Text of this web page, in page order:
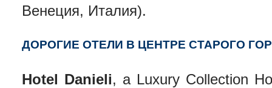
Венеция, Италия).
ДОРОГИЕ ОТЕЛИ В ЦЕНТРЕ СТАРОГО
Hotel Danieli, a Luxury Collection